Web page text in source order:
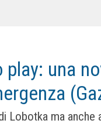
una
Lobotka ma anche